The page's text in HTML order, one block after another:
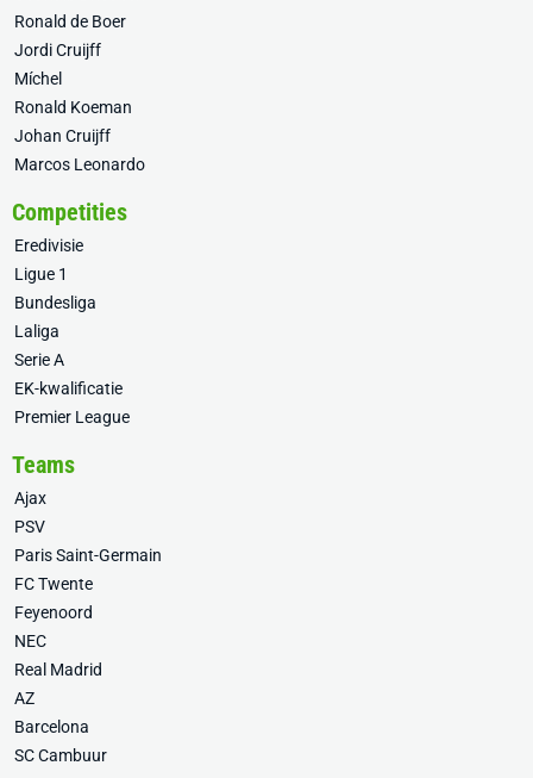
Ronald de Boer
Jordi Cruijff
Míchel
Ronald Koeman
Johan Cruijff
Marcos Leonardo
Competities
Eredivisie
Ligue 1
Bundesliga
Laliga
Serie A
EK-kwalificatie
Premier League
Teams
Ajax
PSV
Paris Saint-Germain
FC Twente
Feyenoord
NEC
Real Madrid
AZ
Barcelona
SC Cambuur